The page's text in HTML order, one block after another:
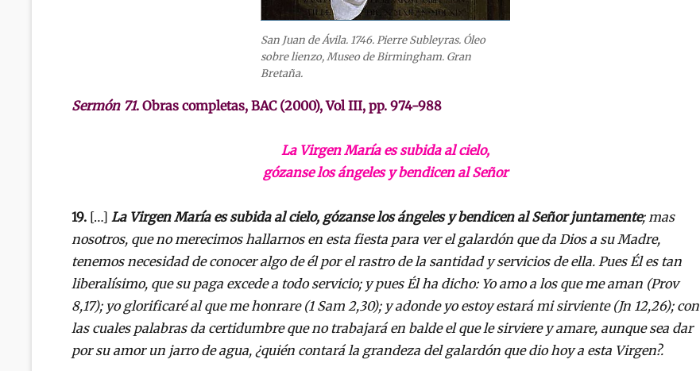
San Juan de Ávila. 1746. Pierre Subleyras. Óleo
sobre lienzo, Museo de Birmingham. Gran
Bretaña.
Sermón 71. Obras completas, BAC (2000), Vol III, pp. 974-988
La Virgen María es subida al cielo,
gózanse los ángeles y bendicen al Señor
19. […] La Virgen María es subida al cielo, gózanse los ángeles y bendicen al Señor juntamente; mas
nosotros, que no merecimos hallarnos en esta fiesta para ver el galardón que da Dios a su Madre,
tenemos necesidad de conocer algo de él por el rastro de la santidad y servicios de ella. Pues Él es tan
liberalísimo, que su paga excede a todo servicio; y pues Él ha dicho: Yo amo a los que me aman (Prov
8,17); yo glorificaré al que me honrare (1 Sam 2,30); y adonde yo estoy estará mi sirviente (Jn 12,26); con
las cuales palabras da certidumbre que no trabajará en balde el que le sirviere y amare, aunque sea dar
por su amor un jarro de agua, ¿quién contará la grandeza del galardón que dio hoy a esta Virgen?.